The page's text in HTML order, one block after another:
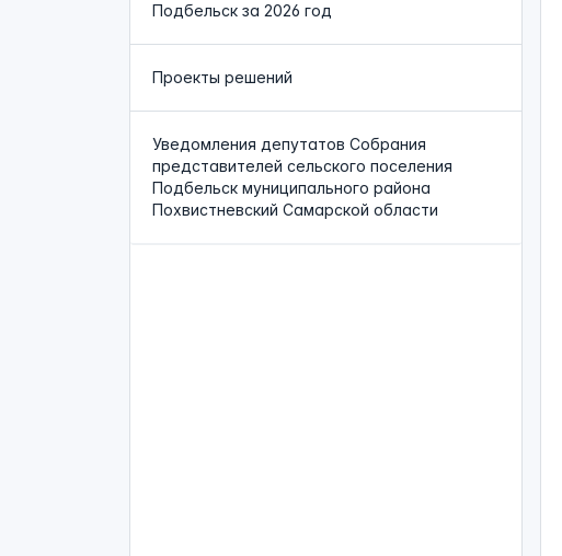
Подбельск за 2026 год
Проекты решений
Уведомления депутатов Собрания
представителей сельского поселения
Подбельск муниципального района
Похвистневский Самарской области